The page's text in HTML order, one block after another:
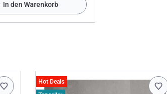
In den Warenkorb
Hot Deals